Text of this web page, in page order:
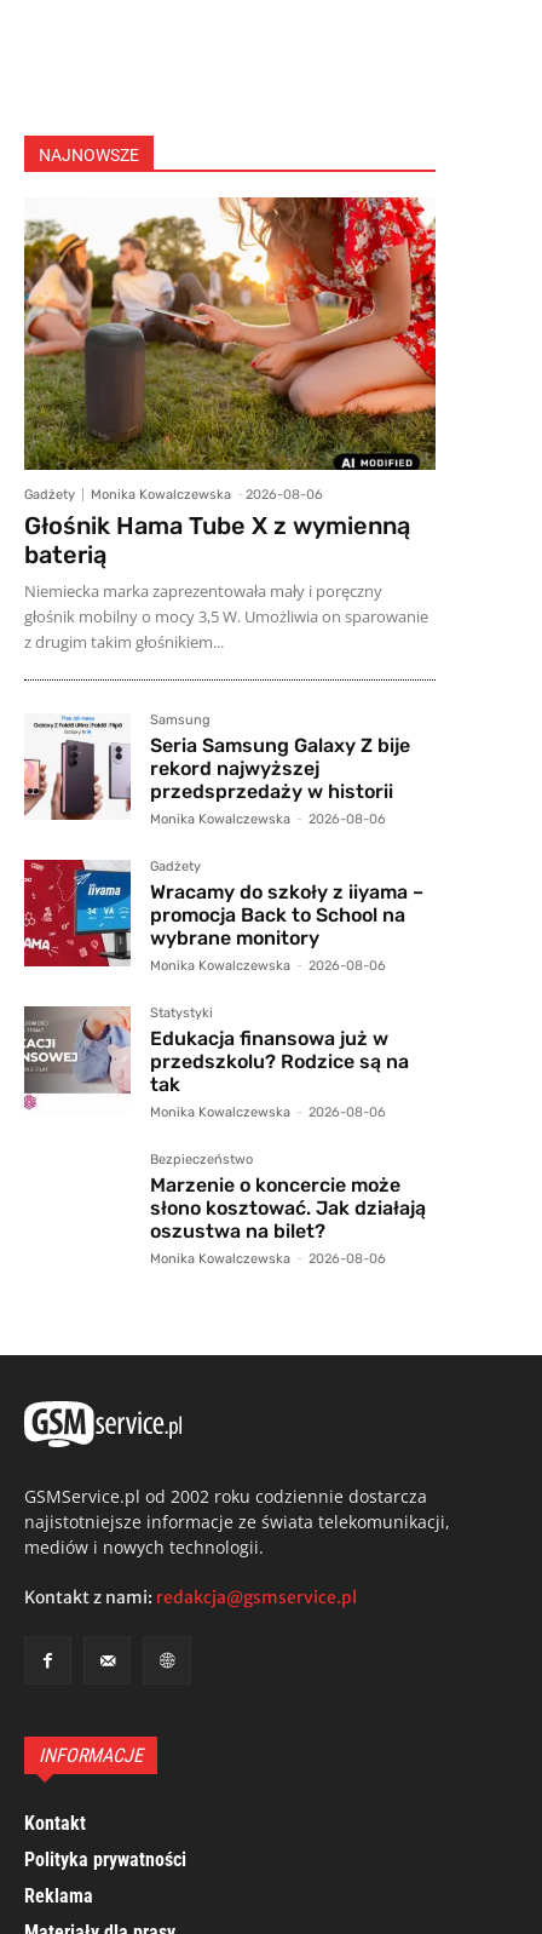
NAJNOWSZE
Gadżety Monika Kowalczewska - 2026-08-06
Głośnik Hama Tube X z wymienną
baterią
Niemiecka marka zaprezentowała mały i poręczny
głośnik mobilny o mocy 3,5 W. Umożliwia on sparowanie
z drugim takim głośnikiem...
Samsung
Seria Samsung Galaxy Z bije
rekord najwyższej
przedsprzedaży w historii
Monika Kowalczewska - 2026-08-06
Gadżety
Wracamy do szkoły z iiyama –
promocja Back to School na
wybrane monitory
Monika Kowalczewska - 2026-08-06
Statystyki
Edukacja finansowa już w
przedszkolu? Rodzice są na
tak
Monika Kowalczewska - 2026-08-06
Bezpieczeństwo
Marzenie o koncercie może
słono kosztować. Jak działają
oszustwa na bilet?
Monika Kowalczewska - 2026-08-06
GSMService.pl od 2002 roku codziennie dostarcza
najistotniejsze informacje ze świata telekomunikacji,
mediów i nowych technologii.
Kontakt z nami: redakcja@gsmservice.pl
INFORMACJE
Kontakt
Polityka prywatności
Reklama